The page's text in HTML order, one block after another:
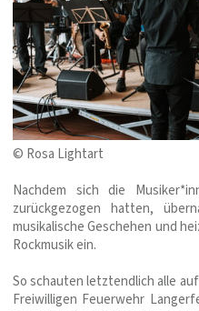
© Rosa Lightart
Nachdem sich die
zurückgezogen hatten,
musikalische Geschehen und
Rockmusik ein.
So schauten letztendlich alle
Freiwilligen Feuerwehr